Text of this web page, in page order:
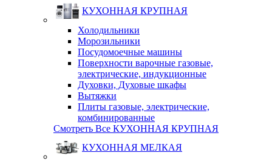
КУХОННАЯ КРУПНАЯ
Холодильники
Морозильники
Посудомоечные машины
Поверхности варочные газовые,
электрические, индукционные
Духовки, Духовые шкафы
Вытяжки
Плиты газовые, электрические,
комбинированные
Смотреть Все КУХОННАЯ КРУПНАЯ
КУХОННАЯ МЕЛКАЯ